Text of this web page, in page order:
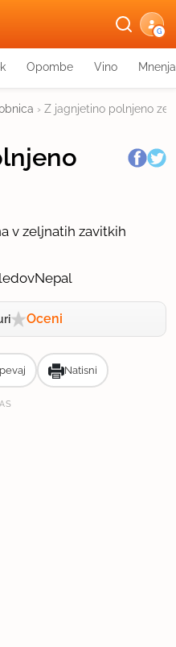
G
Opombe Vino Mnenja
› Z jagnjetino polnjeno
v zeljnatih zavitkih
Nepal
Oceni
Natisni